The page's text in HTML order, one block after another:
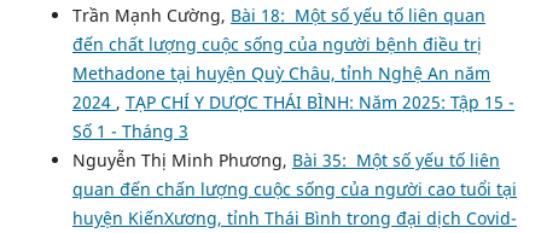
Trần Mạnh Cường, Bài 18: Một số yếu tố liên quan
đến chất lượng cuộc sống của người bệnh điều trị
Methadone tại huyện Quỳ Châu, tỉnh Nghệ An năm
2024 , TẠP CHÍ Y DƯỢC THÁI BÌNH: Năm 2025: Tập 15 -
Số 1 - Tháng 3
Nguyễn Thị Minh Phương, Bài 35: Một số yếu tố liên
quan đến chấn lượng cuộc sống của người cao tuổi tại
huyện KiếnXương, tỉnh Thái Bình trong đại dịch Covid-